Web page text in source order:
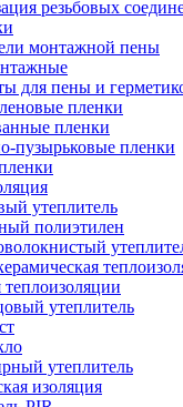
резьбовых
монтажной пены
для пены и
пленки
пленки
пузырьковые пленки
утеплитель
полиэтилен
утеплитель
утеплитель
изоляция